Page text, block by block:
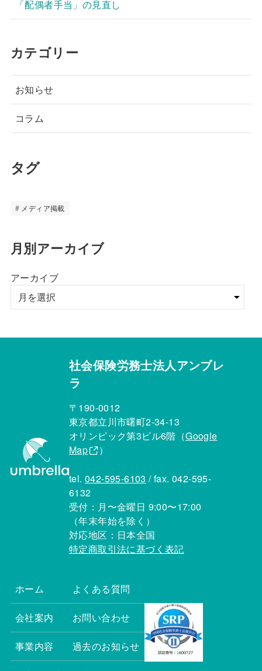
「配偶者手当」の見直し
カテゴリー
お知らせ
コラム
タグ
メディア掲載
月別アーカイブ
アーカイブ
社会保険労務士法人アンブレ
ラ
〒190-0012
東京都立川市曙町2-34-13
オリンピック第3ビル6階（Google
Map
）
tel. 042-595-6103 / fax. 042-595-
6132
受付：月〜金曜日 9:00〜17:00
（年末年始を除く）
対応地区：日本全国
特定商取引法に基づく表記
ホーム
会社案内
事業内容
よくある質問
お問い合わせ
過去のお知らせ